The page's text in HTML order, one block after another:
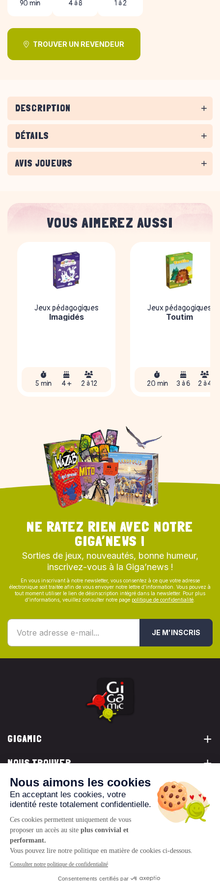
90 min 4 à 8 1 à 2
TROUVER UN REVENDEUR
DESCRIPTION
DÉTAILS
AVIS JOUEURS
VOUS AIMEREZ AUSSI
Jeux pédagogiques
Imagidés
5 min 4 + 2 à 12
Jeux pédagogiques
Toutim
20 min 3 à 6 2 à 4
NE RATEZ RIEN AVEC NOTRE
GIGA’NEWS !
Sorties de jeux, nouveautés, bonne humeur,
inscrivez-vous à la Giga’news !
En vous inscrivant à notre newsletter, vous consentez à ce que votre adresse
électronique soit traitée afin de vous envoyer notre lettre d’information. Vous pouvez à
tout moment utiliser le lien de désinscription intégré dans la newsletter. Pour plus
d’informations, veuillez consulter notre page politique de confidentialité
JE M'INSCRIS
GIGAMIC
NOUS TROUVER
VOUS ÊTES...
NOUS CONTACTER
© 2026 www.gigamic.com
Mentions légales
Politique de confidentialité